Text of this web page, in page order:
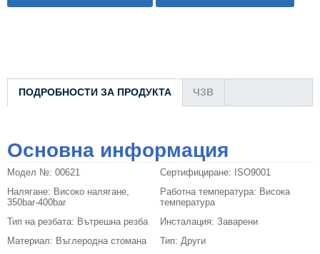
ПОДРОБНОСТИ ЗА ПРОДУКТА ЧЗВ
Основна информация
Модел №: 00621 Сертифициране: ISO9001
Налягане: Високо налягане,
350bar-400bar
Работна температура: Висока
температура
Тип на резбата: Вътрешна резба Инсталация: Заварени
Материал: Въглеродна стомана Тип: Други